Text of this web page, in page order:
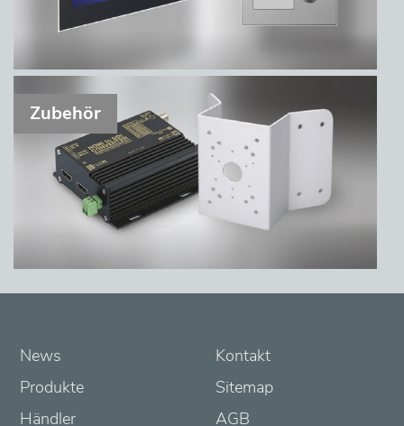
Zubehör
News
Produkte
Händler
Kontakt
Sitemap
AGB
n
k
t